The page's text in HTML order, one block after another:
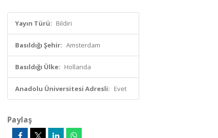
Yayın Türü: Bildiri
Basıldığı Şehir: Amsterdam
Basıldığı Ülke: Hollanda
Anadolu Üniversitesi Adresli: Evet
Paylaş